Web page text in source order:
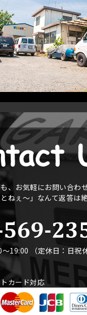
、お気軽にお問い合わ
ねぇ〜」なんて返答は
19:00 （定休日：日祝
カード対応